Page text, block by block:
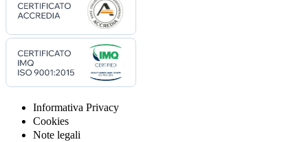
Informativa Privacy
Cookies
Note legali